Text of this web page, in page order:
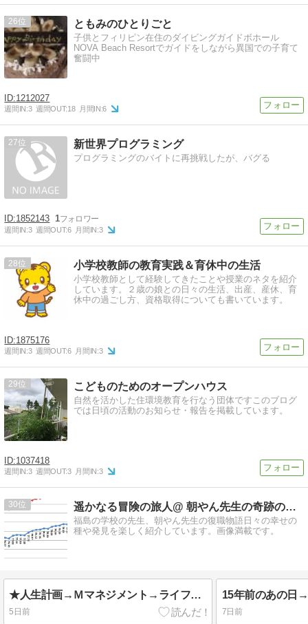
26 ともみのひとりごと
子供とフィリピン在住のダイビングガイドボホール
NOVA Beach Resortでガイドをしながら異国での子育て
奮闘中
1212027
週間IN:3 週間OUT:18 月間IN:6
27 新世界プログラミング
プログラミングのバイトに再挑戦したが、バグる
1852143 1
週間IN:3 週間OUT:6 月間IN:3
28 小学校教師の教育実践＆育休中の生活
小学校教師として経験してきたことや授業のネタを紹介
しています。２歳の娘との日々の生活、出産、産休、育
休中の過ごし方、資格取得についても書いています。
1875176
週間IN:3 週間OUT:6 月間IN:3
29 こどものためのオープンハウス
自然を活かした住環境教育を行なう団体ですこのブログ
では日頃の活動のお知らせ・報告を掲載しています。
1037418
週間IN:3 週間OUT:3 月間IN:3
30 遥かなる冒険の旅人@ 朝やん先生の奇跡の復職物語
福島の学校の先生、朝やん先生の復職物語日々の幸せの
種や発見を楽しく紹介しています。画像満載です。
★人生計画→Ｍマネジメント→ライフプランを立てる視点②→10万時間の法則とは？上手なお金の使い方
5日前 7日前